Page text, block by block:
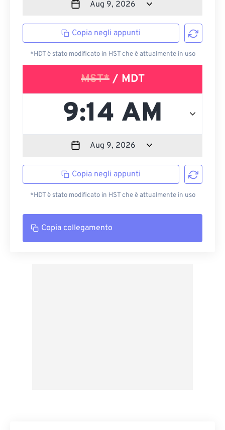
Copia negli appunti
*HDT è stato modificato in HST che è attualmente in uso
MST*/ MDT
Copia negli appunti
*HDT è stato modificato in HST che è attualmente in uso
Copia collegamento